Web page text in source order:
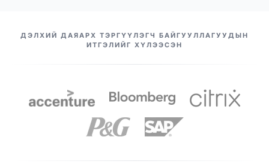
МАНАЙ ТҮНШҮҮД
ДЭЛХИЙ ДАЯАРХ ТЭРГҮҮЛЭГЧ БАЙГУУЛЛАГУУДЫН
ИТГЭЛИЙГ ХҮЛЭЭСЭН